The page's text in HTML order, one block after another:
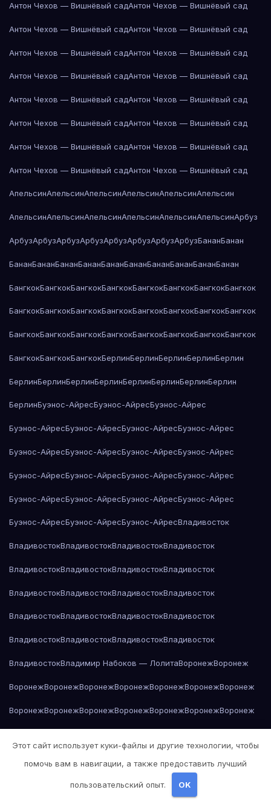
Антон Чехов — Вишнёвый садАнтон Чехов — Вишнёвый сад
Антон Чехов — Вишнёвый садАнтон Чехов — Вишнёвый сад
Антон Чехов — Вишнёвый садАнтон Чехов — Вишнёвый сад
Антон Чехов — Вишнёвый садАнтон Чехов — Вишнёвый сад
Антон Чехов — Вишнёвый садАнтон Чехов — Вишнёвый сад
Антон Чехов — Вишнёвый садАнтон Чехов — Вишнёвый сад
Антон Чехов — Вишнёвый садАнтон Чехов — Вишнёвый сад
Антон Чехов — Вишнёвый садАнтон Чехов — Вишнёвый сад
АпельсинАпельсинАпельсинАпельсинАпельсинАпельсин
АпельсинАпельсинАпельсинАпельсинАпельсинАпельсинАрбуз
АрбузАрбузАрбузАрбузАрбузАрбузАрбузАрбузБананБанан
БананБананБананБананБананБананБананБананБананБанан
БангкокБангкокБангкокБангкокБангкокБангкокБангкокБангкок
БангкокБангкокБангкокБангкокБангкокБангкокБангкокБангкок
БангкокБангкокБангкокБангкокБангкокБангкокБангкокБангкок
БангкокБангкокБангкокБерлинБерлинБерлинБерлинБерлин
БерлинБерлинБерлинБерлинБерлинБерлинБерлинБерлин
БерлинБуэнос-АйресБуэнос-АйресБуэнос-Айрес
Буэнос-АйресБуэнос-АйресБуэнос-АйресБуэнос-Айрес
Буэнос-АйресБуэнос-АйресБуэнос-АйресБуэнос-Айрес
Буэнос-АйресБуэнос-АйресБуэнос-АйресБуэнос-Айрес
Буэнос-АйресБуэнос-АйресБуэнос-АйресБуэнос-Айрес
Буэнос-АйресБуэнос-АйресБуэнос-АйресВладивосток
ВладивостокВладивостокВладивостокВладивосток
ВладивостокВладивостокВладивостокВладивосток
ВладивостокВладивостокВладивостокВладивосток
ВладивостокВладивостокВладивостокВладивосток
ВладивостокВладивостокВладивостокВладивосток
ВладивостокВладимир Набоков — ЛолитаВоронежВоронеж
ВоронежВоронежВоронежВоронежВоронежВоронежВоронеж
ВоронежВоронежВоронежВоронежВоронежВоронежВоронеж
Габриэль Гарсиа Маркес — Сто лет одиночества
Этот сайт использует куки-файлы и другие технологии, чтобы
помочь вам в навигации, а также предоставить лучший
пользовательский опыт. OK